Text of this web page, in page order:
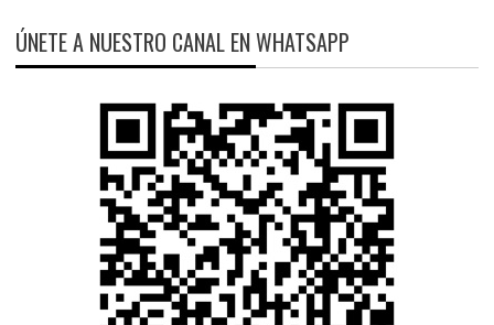
ÚNETE A NUESTRO CANAL EN WHATSAPP